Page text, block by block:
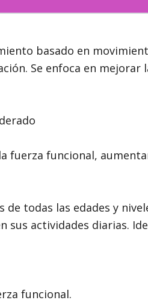
basado en
Se enfoca en
fuerza funcional,
de todas las edades y
sus actividades diarias.
funcional.